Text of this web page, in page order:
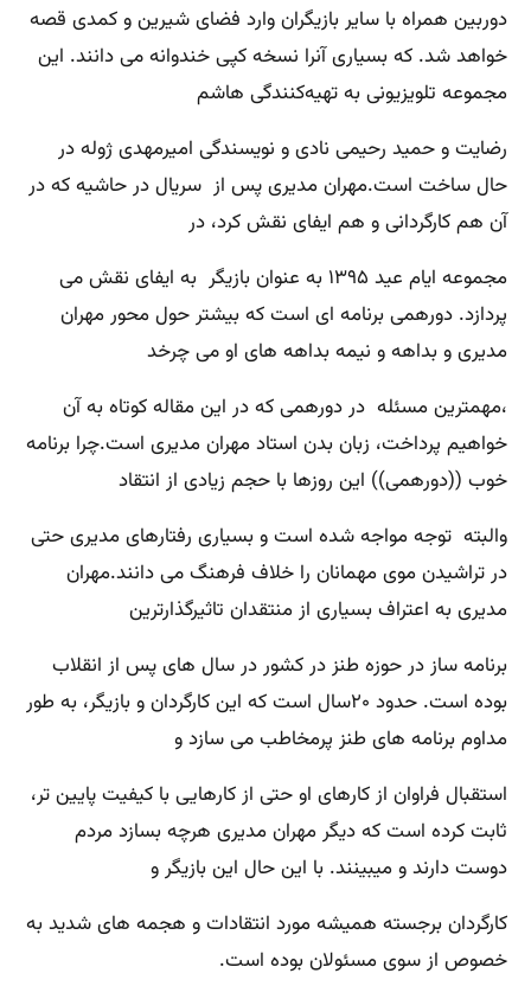
دوربین همراه با سایر بازیگران وارد فضای شیرین و کمدی قصه
خواهد شد. که بسیاری آنرا نسخه کپی خندوانه می دانند. این
مجموعه تلویزیونی به تهیه‌کنندگی هاشم
رضایت و حمید رحیمی نادی و نویسندگی امیرمهدی ژوله در
حال ساخت است.مهران مدیری پس از سریال در حاشیه که در
آن هم کارگردانی و هم ایفای نقش کرد، در
مجموعه ایام عید ۱۳۹۵ به عنوان بازیگر به ایفای نقش می
پردازد. دورهمی برنامه ای است که بیشتر حول محور مهران
مدیری و بداهه و نیمه بداهه های او می چرخد
،مهمترین مسئله در دورهمی که در این مقاله کوتاه به آن
خواهیم پرداخت، زبان بدن استاد مهران مدیری است.چرا برنامه
خوب ((دورهمی)) این روزها با حجم زیادی از انتقاد
والبته توجه مواجه شده است و بسیاری رفتارهای مدیری حتی
در تراشیدن موی مهمانان را خلاف فرهنگ می دانند.مهران
مدیری به اعتراف بسیاری از منتقدان تاثیرگذارترین
برنامه ساز در حوزه طنز در کشور در سال های پس از انقلاب
بوده است. حدود ۲۰سال است که این کارگردان و بازیگر، به طور
مداوم برنامه های طنز پرمخاطب می سازد و
استقبال فراوان از کارهای او حتی از کارهایی با کیفیت پایین تر،
ثابت کرده است که دیگر مهران مدیری هرچه بسازد مردم
دوست دارند و میبینند. با این حال این بازیگر و
کارگردان برجسته همیشه مورد انتقادات و هجمه های شدید به
خصوص از سوی مسئولان بوده است.